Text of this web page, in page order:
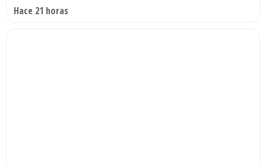
Hace 21 horas